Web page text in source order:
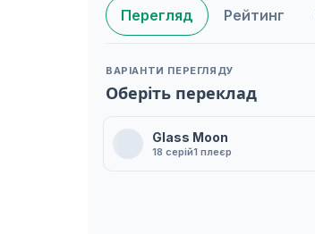
Перегляд Рейтинг
ВАРІАНТИ ПЕРЕГЛЯДУ
Оберіть переклад
Glass Moon
18 серій1 плеєр